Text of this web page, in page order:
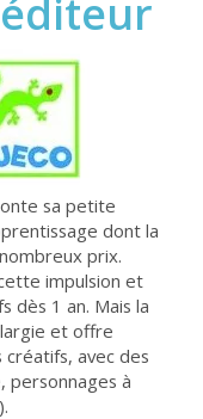
sa petite
dont la
prix.
impulsion et
dès 1 an. Mais la
et offre
avec des
personnages à